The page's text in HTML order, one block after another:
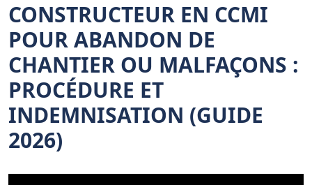
CONSTRUCTEUR EN CCMI
POUR ABANDON DE
CHANTIER OU MALFAÇONS :
PROCÉDURE ET
INDEMNISATION (GUIDE
2026)